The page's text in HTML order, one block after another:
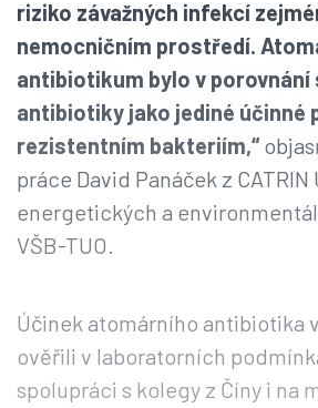
riziko závažných infekcí
nemocničním prostředí.
antibiotikum bylo v porovnání
antibiotiky jako jediné účinné
rezistentním bakteriím,“
práce David Panáček z CATRIN
energetických a
VŠB-TUO.
Účinek atomárního antibiotika
ověřili v laboratorních
spolupráci s kolegy z Číny i na